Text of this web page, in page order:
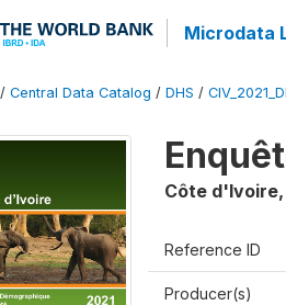
Microdata
/ Central Data Catalog / DHS /
Côte d'Ivoire,
Reference ID
Producer(s)